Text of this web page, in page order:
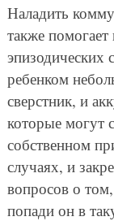
Наладить
также
эпизодических
ребенком
сверстник, и
которые могут
собственном
случаях, и
вопросов о
попади он в